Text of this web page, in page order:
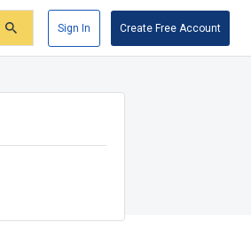
Sign In Create Free Account